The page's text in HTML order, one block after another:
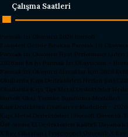
Çalışma Saatleri
Parmak İzi Okuyucu 2026 Hursoft
Rakipleri Geride Bırakan Parmak İzi
Parmak İzi Okuyucu Fiyat Performans Lideri
2026’nın En İyi Parmak İzi Okuyucusu –
Parmak İzi Okuyucu Alacaklar İçin 2026
Okullarda Kapı Dedektörleri Neden Şart?
Okullarda Kapı Tipi Metal Dedektörler
Hursoft Okul Turnike Sundurma Modelleri
Kapı Dedektörü Fiyatları ve Modelleri -
Kapı Metal Dedektörleri | Hursoft Güvenlik
Üst Arama El Dedektörleri Kaliteli Dayanıklı
X Ray Cihazları | Profesyonel Güvenlik X